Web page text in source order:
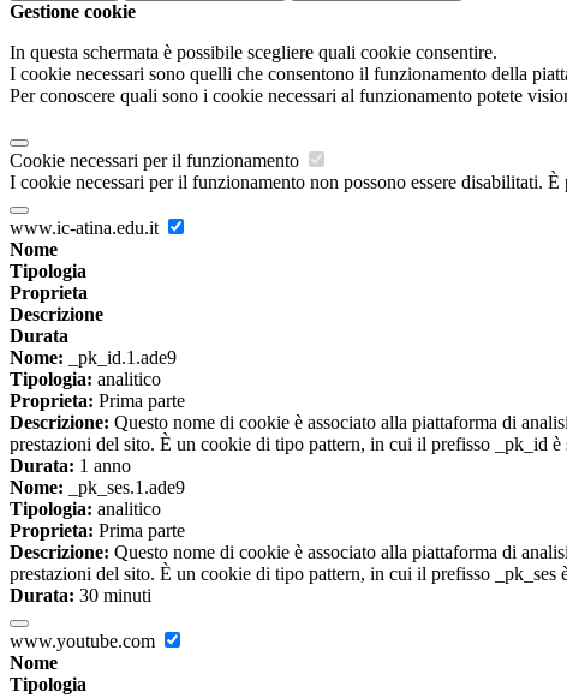
Gestione cookie
In questa schermata è possibile scegliere quali cookie consentire.
I cookie necessari sono quelli che consentono il funzionamento della
Per conoscere quali sono i cookie necessari al funzionamento potete
Cookie necessari per il funzionamento
I cookie necessari per il funzionamento non possono essere disabilitati.
www.ic-atina.edu.it
Nome
Tipologia
Proprieta
Descrizione
Durata
Nome: _pk_id.1.ade9
Tipologia: analitico
Proprieta: Prima parte
Descrizione: Questo nome di cookie è associato alla piattaforma di
prestazioni del sito. È un cookie di tipo pattern, in cui il prefisso _pk_id
Durata: 1 anno
Nome: _pk_ses.1.ade9
Tipologia: analitico
Proprieta: Prima parte
Descrizione: Questo nome di cookie è associato alla piattaforma di
prestazioni del sito. È un cookie di tipo pattern, in cui il prefisso
Durata: 30 minuti
www.youtube.com
Nome
Tipologia